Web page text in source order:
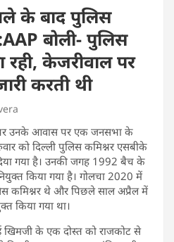
के बाद पुलिस
बोली- पुलिस
केजरीवाल पर
करती थी
पर उनके आवास पर एक जनसभा के
को दिल्ली पुलिस कमिश्नर एसबीके
गया है। उनकी जगह 1992 बैच के
किया गया है। गोलचा 2020 में
कमिश्नर थे और पिछले साल अप्रैल में
किया गया था।
खिमजी के एक दोस्त को राजकोट से